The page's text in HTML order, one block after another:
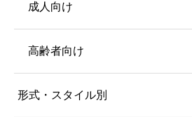
成人向け
高齢者向け
形式・スタイル別